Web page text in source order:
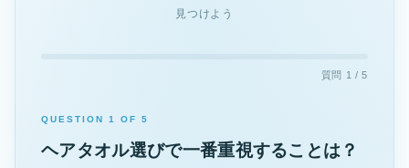
見つけよう
質問 1 / 5
QUESTION 1 OF 5
ヘアタオル選びで一番重視することは？